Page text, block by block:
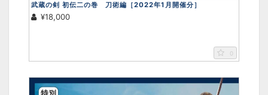
武蔵の剣 初伝二の巻 刀術編［2022年1月開催分］
¥18,000
0